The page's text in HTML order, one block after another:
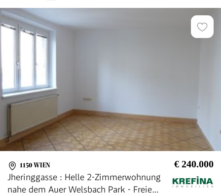
1150 WIEN € 240.000
Jheringgasse : Helle 2-Zimmerwohnung
nahe dem Auer Welsbach Park - Freie